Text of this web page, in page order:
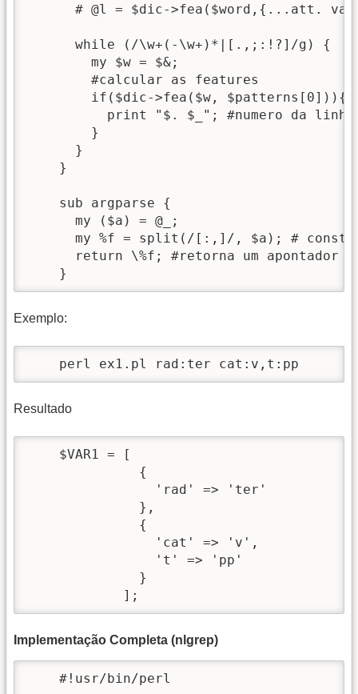
# @l = $dic->fea($word,{...att.
      while (/\w+(-\w+)*|[.,;:!?]/g) {
        my $w = $&;
        #calcular as features
if($dic->fea($w,
          print "$. $_"; #numero da linha
        }
      }
    }
    sub argparse {
      my ($a) = @_;
my %f = split(/[:,]/, $a); #
return \%f; #retorna um apontador
    }
Exemplo:
    perl ex1.pl rad:ter cat:v,t:pp
Resultado
    $VAR1 = [
              {
                'rad' => 'ter'
              },
              {
                'cat' => 'v',
                't' => 'pp'
              }
            ];
Implementação Completa (nlgrep)
    #!usr/bin/perl